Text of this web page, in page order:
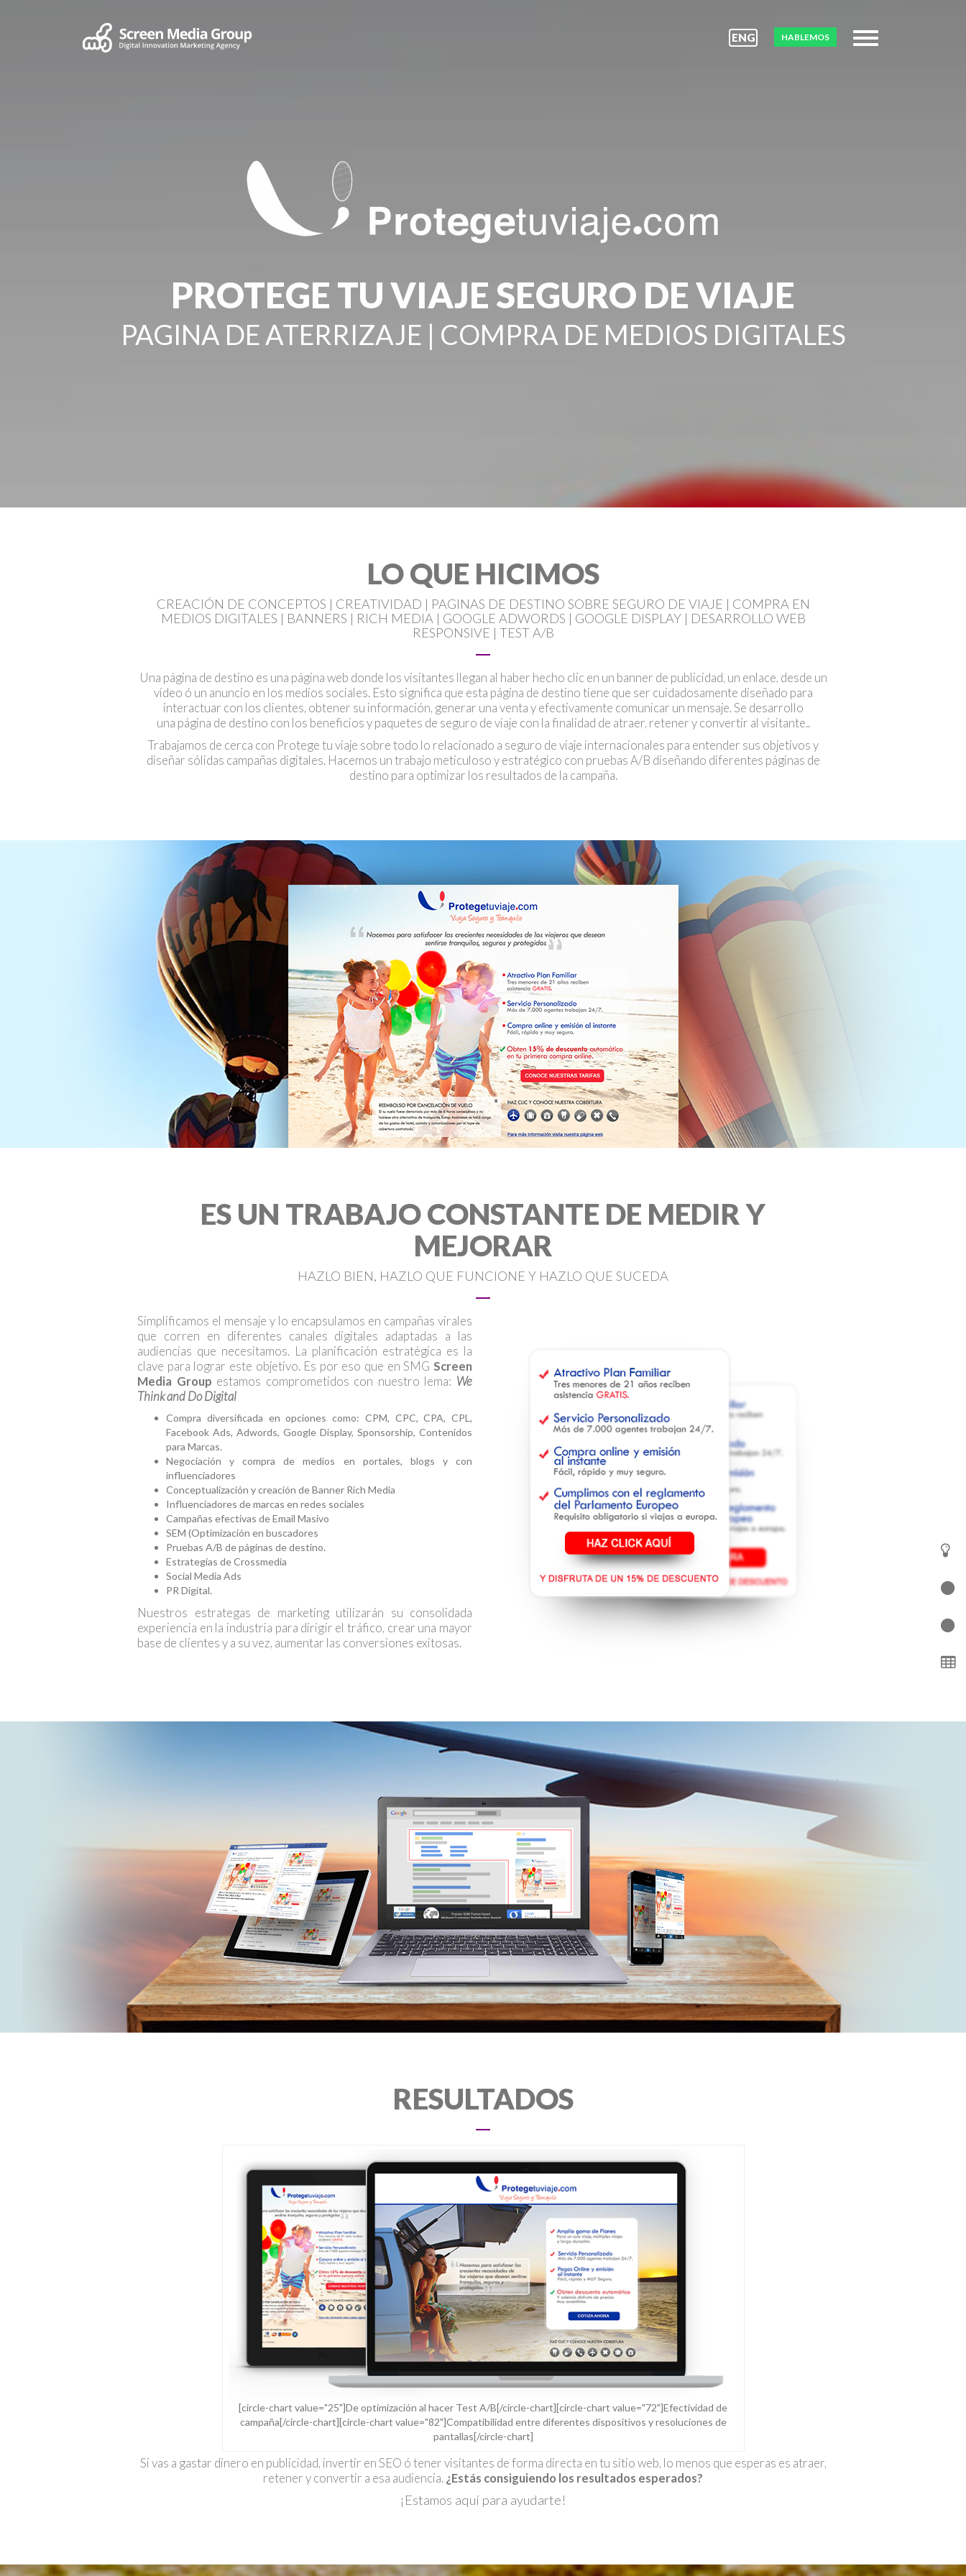
ENG HABLEMOS
PROTEGE TU VIAJE SEGURO DE VIAJE
PAGINA DE ATERRIZAJE | COMPRA DE MEDIOS DIGITALES
LO QUE HICIMOS
CREACIÓN DE CONCEPTOS | CREATIVIDAD | PAGINAS DE DESTINO SOBRE SEGURO DE VIAJE | COMPRA EN
MEDIOS DIGITALES | BANNERS | RICH MEDIA | GOOGLE ADWORDS | GOOGLE DISPLAY | DESARROLLO WEB
RESPONSIVE | TEST A/B
Una página de destino es una página web donde los visitantes llegan al haber hecho clic en un banner de publicidad, un enlace, desde un
vídeo ó un anuncio en los medios sociales. Esto significa que esta página de destino tiene que ser cuidadosamente diseñado para
interactuar con los clientes, obtener su información, generar una venta y efectivamente comunicar un mensaje. Se desarrollo
una página de destino con los beneficios y paquetes de seguro de viaje con la finalidad de atraer, retener y convertir al visitante..
Trabajamos de cerca con Protege tu viaje sobre todo lo relacionado a seguro de viaje internacionales para entender sus objetivos y
diseñar sólidas campañas digitales. Hacemos un trabajo meticuloso y estratégico con pruebas A/B diseñando diferentes páginas de
destino para optimizar los resultados de la campaña.
ES UN TRABAJO CONSTANTE DE MEDIR Y
MEJORAR
HAZLO BIEN, HAZLO QUE FUNCIONE Y HAZLO QUE SUCEDA
Simplificamos el mensaje y lo encapsulamos en campañas virales
que corren en diferentes canales digitales adaptadas a las
audiencias que necesitamos. La planificación estratégica es la
clave para lograr este objetivo. Es por eso que en SMG Screen
Media Group estamos comprometidos con nuestro lema: We
Think and Do Digital
Compra diversificada en opciones como: CPM, CPC, CPA, CPL,
Facebook Ads, Adwords, Google Display, Sponsorship, Contenidos
para Marcas.
Negociación y compra de medios en portales, blogs y con
influenciadores
Conceptualización y creación de Banner Rich Media
Influenciadores de marcas en redes sociales
Campañas efectivas de Email Masivo
SEM (Optimización en buscadores
Pruebas A/B de páginas de destino.
Estrategias de Crossmedia
Social Media Ads
PR Digital.
Nuestros estrategas de marketing utilizarán su consolidada
experiencia en la industria para dirigir el tráfico, crear una mayor
base de clientes y a su vez, aumentar las conversiones exitosas.
RESULTADOS
[circle-chart value="25"]De optimización al hacer Test A/B[/circle-chart][circle-chart value="72"]Efectividad de
campaña[/circle-chart][circle-chart value="82"]Compatibilidad entre diferentes dispositivos y resoluciones de
pantallas[/circle-chart]
Si vas a gastar dinero en publicidad, invertir en SEO ó tener visitantes de forma directa en tu sitio web, lo menos que esperas es atraer,
retener y convertir a esa audiencia.¿Estás consiguiendo los resultados esperados?
¡Estamos aquí para ayudarte!